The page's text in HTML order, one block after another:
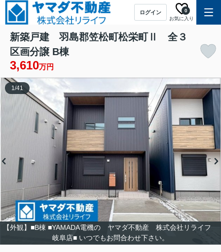
ログイン
お気に入り
0
新築戸建 羽島郡笠松町松栄町Ⅱ 全３
区画分譲 B棟
3,610万円
【外観】■B棟 ■YAMADA電機の ヤマダ不動産 株式会社リライフ
岐阜店■ いつでもお問合わせ下さい。
1/41